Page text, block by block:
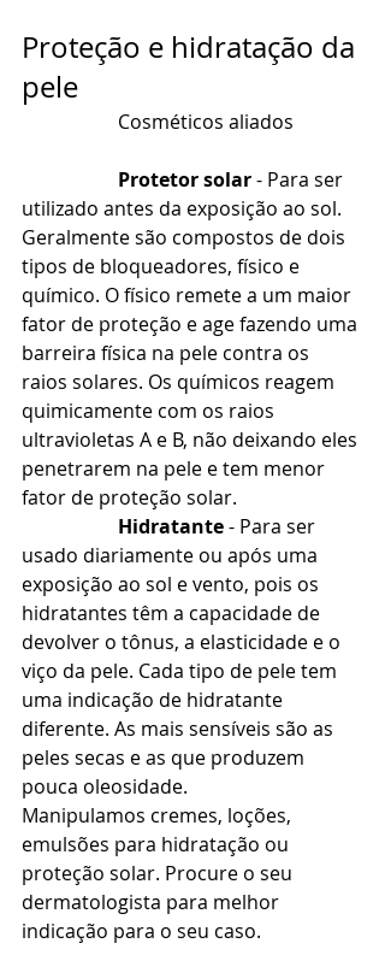
Proteção e hidratação da
pele
		Cosméticos aliados
Protetor solar - Para ser
utilizado antes da exposição ao sol.
Geralmente são compostos de dois
tipos de bloqueadores, físico e
químico. O físico remete a um maior
fator de proteção e age fazendo uma
barreira física na pele contra os
raios solares. Os químicos reagem
quimicamente com os raios
ultravioletas A e B, não deixando eles
penetrarem na pele e tem menor
fator de proteção solar.
Hidratante - Para ser
usado diariamente ou após uma
exposição ao sol e vento, pois os
hidratantes têm a capacidade de
devolver o tônus, a elasticidade e o
viço da pele. Cada tipo de pele tem
uma indicação de hidratante
diferente. As mais sensíveis são as
peles secas e as que produzem
pouca oleosidade.
Manipulamos cremes, loções,
emulsões para hidratação ou
proteção solar. Procure o seu
dermatologista para melhor
indicação para o seu caso.